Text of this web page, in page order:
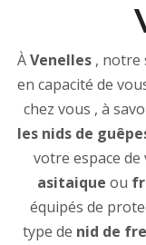
ÀVenelles , notre
en capacité de
chez vous , à
les nids de
votre espace de
asitaique ou
équipés de
type de nid de